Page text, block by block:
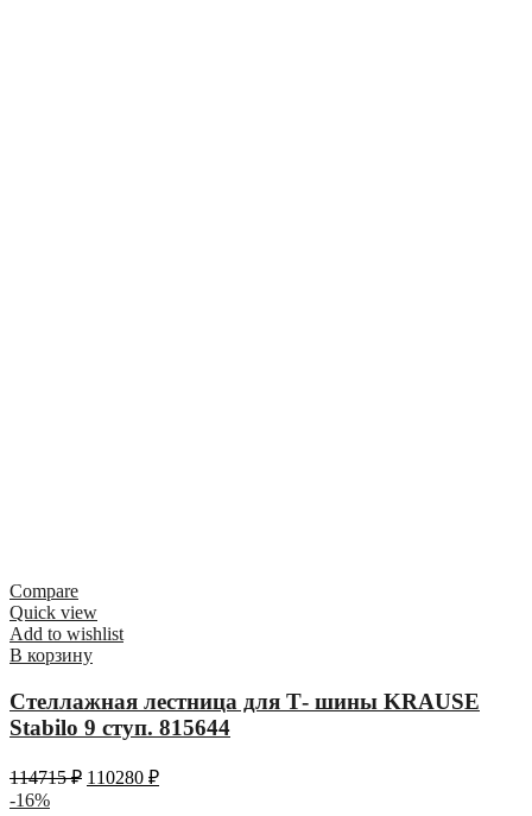
Compare
Quick view
Add to wishlist
В корзину
Стеллажная лестница для Т- шины KRAUSE
Stabilo 9 ступ. 815644
114715₽ 110280 ₽
-16%